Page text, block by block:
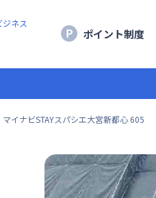
ネス
ポイント制度
マイナビSTAYスパシエ大宮新都心 605